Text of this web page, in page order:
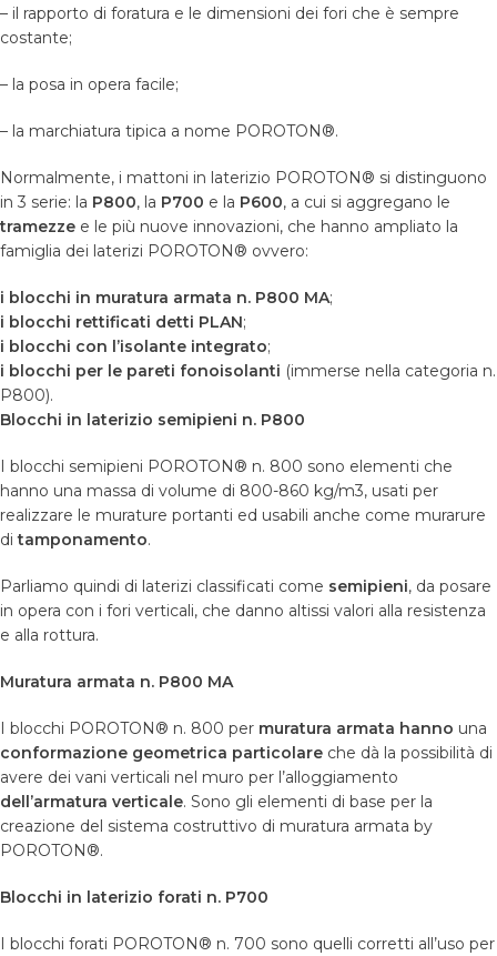
– il rapporto di foratura e le dimensioni dei fori che è sempre
costante;
– la posa in opera facile;
– la marchiatura tipica a nome POROTON®.
Normalmente, i mattoni in laterizio POROTON® si distinguono
in 3 serie: la P800, la P700 e la P600, a cui si aggregano le
tramezze e le più nuove innovazioni, che hanno ampliato la
famiglia dei laterizi POROTON® ovvero:
i blocchi in muratura armata n. P800 MA;
i blocchi rettificati detti PLAN;
i blocchi con l’isolante integrato;
i blocchi per le pareti fonoisolanti (immerse nella categoria n.
P800).
Blocchi in laterizio semipieni n. P800
I blocchi semipieni POROTON® n. 800 sono elementi che
hanno una massa di volume di 800-860 kg/m3, usati per
realizzare le murature portanti ed usabili anche come murarure
ditamponamento.
Parliamo quindi di laterizi classificati come semipieni, da posare
in opera con i fori verticali, che danno altissi valori alla resistenza
e alla rottura.
Muratura armata n. P800 MA
I blocchi POROTON® n. 800 per muratura armata hanno una
conformazione geometrica particolare che dà la possibilità di
avere dei vani verticali nel muro per l’alloggiamento
dell’armatura verticale. Sono gli elementi di base per la
creazione del sistema costruttivo di muratura armata by
POROTON®.
Blocchi in laterizio forati n. P700
I blocchi forati POROTON® n. 700 sono quelli corretti all’uso per